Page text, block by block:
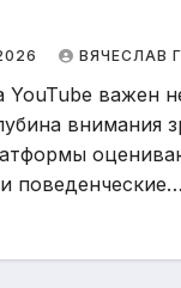
ВЯЧЕСЛАВ
YouTube важен
внимания
поведенческие…